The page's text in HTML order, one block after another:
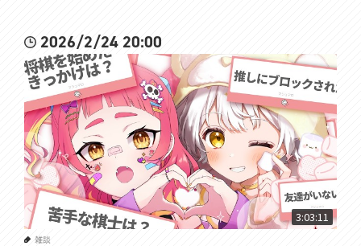
2026/2/24 20:00
3:03:11
雑談